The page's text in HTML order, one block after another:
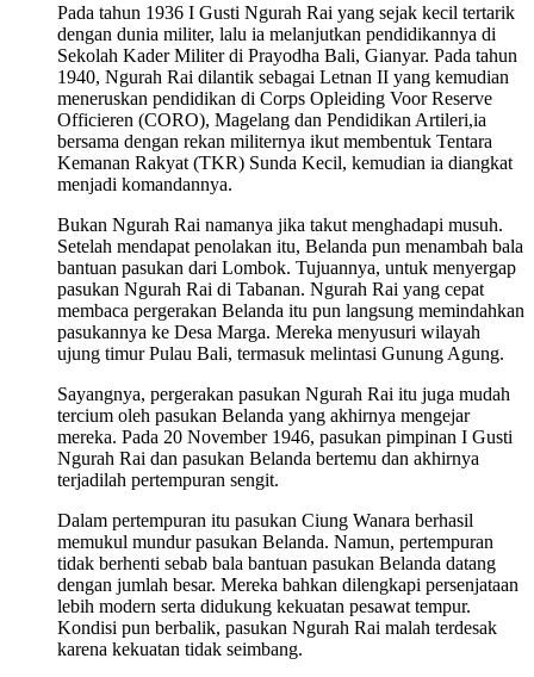
Pada tahun 1936 I Gusti Ngurah Rai yang sejak kecil tertarik
dengan dunia militer, lalu ia melanjutkan pendidikannya di
Sekolah Kader Militer di Prayodha Bali, Gianyar. Pada tahun
1940, Ngurah Rai dilantik sebagai Letnan II yang kemudian
meneruskan pendidikan di Corps Opleiding Voor Reserve
Officieren (CORO), Magelang dan Pendidikan Artileri,ia
bersama dengan rekan militernya ikut membentuk Tentara
Kemanan Rakyat (TKR) Sunda Kecil, kemudian ia diangkat
menjadi komandannya.
Bukan Ngurah Rai namanya jika takut menghadapi musuh.
Setelah mendapat penolakan itu, Belanda pun menambah bala
bantuan pasukan dari Lombok. Tujuannya, untuk menyergap
pasukan Ngurah Rai di Tabanan. Ngurah Rai yang cepat
membaca pergerakan Belanda itu pun langsung memindahkan
pasukannya ke Desa Marga. Mereka menyusuri wilayah
ujung timur Pulau Bali, termasuk melintasi Gunung Agung.
Sayangnya, pergerakan pasukan Ngurah Rai itu juga mudah
tercium oleh pasukan Belanda yang akhirnya mengejar
mereka. Pada 20 November 1946, pasukan pimpinan I Gusti
Ngurah Rai dan pasukan Belanda bertemu dan akhirnya
terjadilah pertempuran sengit.
Dalam pertempuran itu pasukan Ciung Wanara berhasil
memukul mundur pasukan Belanda. Namun, pertempuran
tidak berhenti sebab bala bantuan pasukan Belanda datang
dengan jumlah besar. Mereka bahkan dilengkapi persenjataan
lebih modern serta didukung kekuatan pesawat tempur.
Kondisi pun berbalik, pasukan Ngurah Rai malah terdesak
karena kekuatan tidak seimbang.